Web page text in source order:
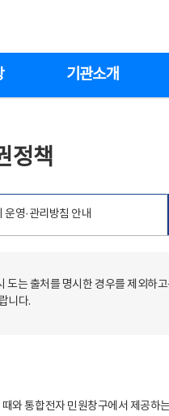
기관소개
정책
영·관리방침 안내
는 출처를 명시한 경우를 제외하
니다.
통합전자 민원창구에서 제공